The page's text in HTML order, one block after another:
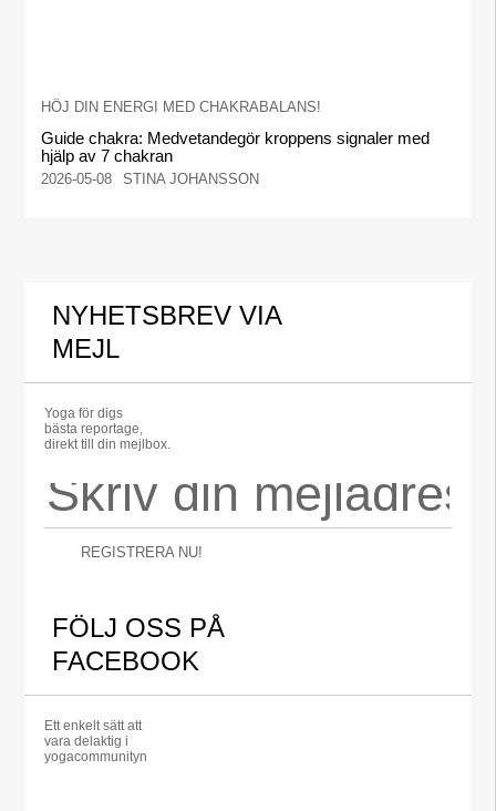
HÖJ DIN ENERGI MED CHAKRABALANS!
Guide chakra: Medvetandegör kroppens signaler med
hjälp av 7 chakran
2026-05-08 STINA JOHANSSON
NYHETSBREV VIA
MEJL
Yoga för digs
bästa reportage,
direkt till din mejlbox.
REGISTRERA NU!
FÖLJ OSS PÅ
FACEBOOK
Ett enkelt sätt att
vara delaktig i
yogacommunityn